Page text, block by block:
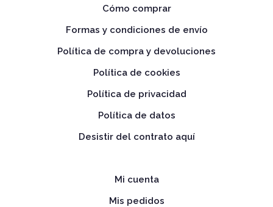
Cómo comprar
Formas y condiciones de envío
Política de compra y devoluciones
Política de cookies
Política de privacidad
Política de datos
Desistir del contrato aquí
Mi cuenta
Mis pedidos